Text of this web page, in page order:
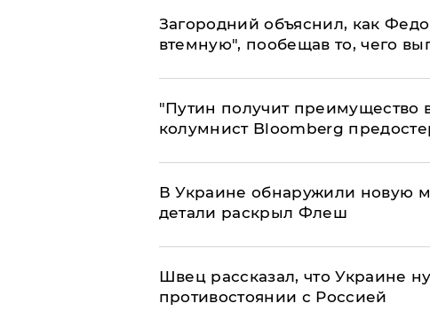
Загородний объяснил, как
втемную", пообещав то, чего
"Путин получит преимущество
колумнист Bloomberg
В Украине обнаружили новую
детали раскрыл Флеш
Швец рассказал, что Украине
противостоянии с Россией